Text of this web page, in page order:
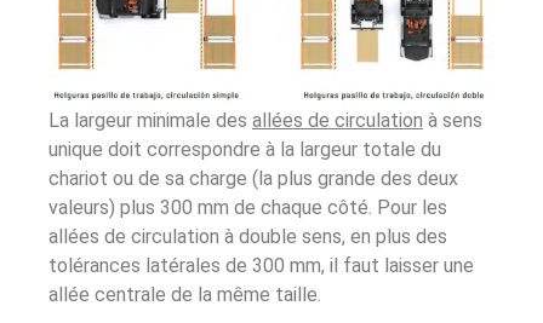
La largeur minimale des allées de circulation à sens
unique doit correspondre à la largeur totale du
chariot ou de sa charge (la plus grande des deux
valeurs) plus 300 mm de chaque côté. Pour les
allées de circulation à double sens, en plus des
tolérances latérales de 300 mm, il faut laisser une
allée centrale de la même taille.